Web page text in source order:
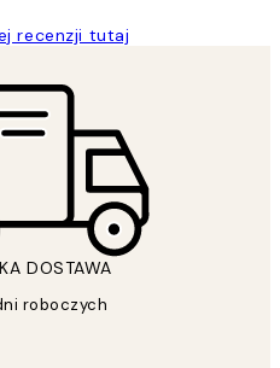
recenzji tutaj
DOSTAWA
roboczych